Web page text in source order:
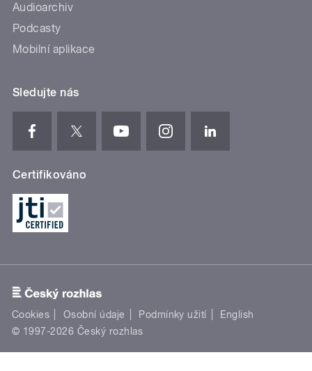
Audioarchiv
Podcasty
Mobilní aplikace
Sledujte nás
Certifikováno
Cookies Osobní údaje Podmínky užití
English
© 1997-2026 Český rozhlas